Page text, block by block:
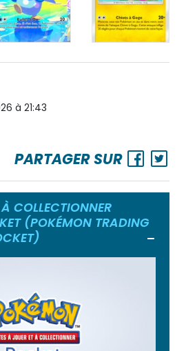
à 21:43
PARTAGER SUR
COLLECTIONNER
(POKÉMON TRADING